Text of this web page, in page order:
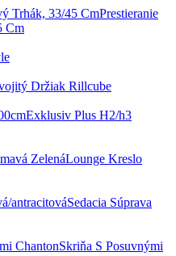
Prestieranie
Cm
Držiak Rillcube
Exklusiv Plus H2/h3
Lounge Kreslo
Sedacia Súprava
Skriňa S Posuvnými